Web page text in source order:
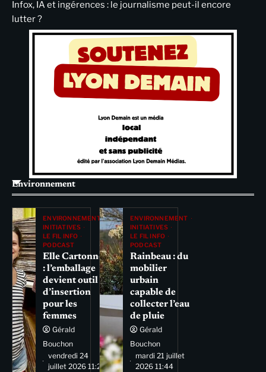
Infox, IA et ingérences : le journalisme peut-il encore
lutter ?
Environnement
ENVIRONNEMENT
INITIATIVES
LE FIL INFO
PODCAST
Elle Cartonne
: l’emballage
devient outil
d’insertion
pour les
femmes
Gérald
Bouchon
vendredi 24
juillet 2026 11:29
ENVIRONNEMENT
INITIATIVES
LE FIL INFO
PODCAST
Rainbeau : du
mobilier
urbain
capable de
collecter l’eau
de pluie
Gérald
Bouchon
mardi 21 juillet
2026 11:44